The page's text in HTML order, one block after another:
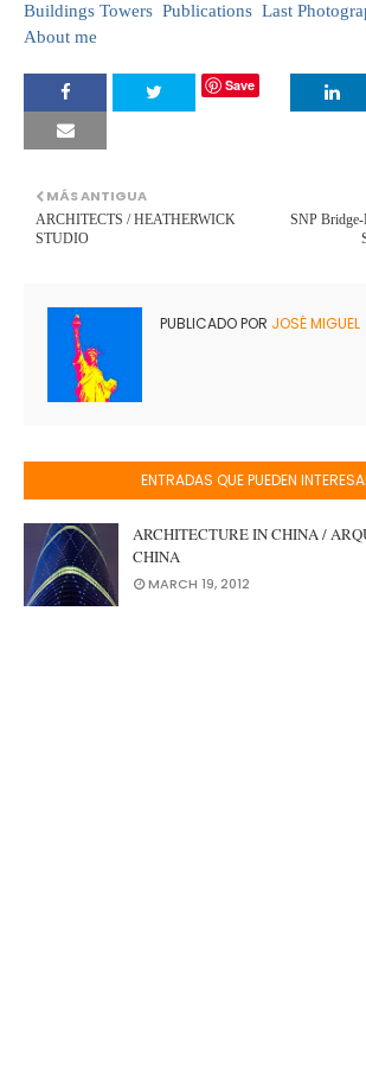
Buildings Towers Publications Last
About me
Save
SNP
MÁS ANTIGUA
ARCHITECTS / HEATHERWICK
STUDIO
PUBLICADO POR JOSÉ MIGUEL
ENTRADAS QUE PUEDEN
ARCHITECTURE IN CHINA /
CHINA
MARCH 19, 2012